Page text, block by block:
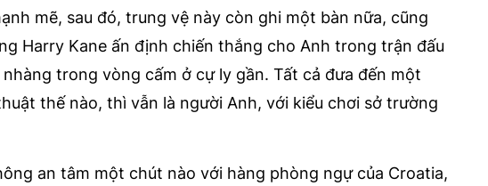
mẽ, sau đó, trung vệ này còn ghi một bàn nữa, cũng
Harry Kane ấn định chiến thắng cho Anh trong trận đấu
trong vòng cấm ở cự ly gần. Tất cả đưa đến một
thế nào, thì vẫn là người Anh, với kiểu chơi sở trường
an tâm một chút nào với hàng phòng ngự của Croatia,